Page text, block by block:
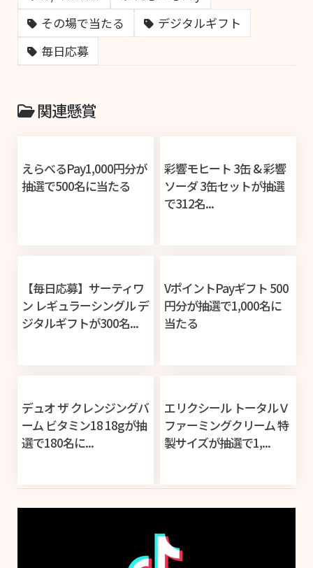
その場で当たる
デジタルギフト
毎日応募
関連懸賞
えらべるPay1,000円分が
抽選で500名に当たる
彩響モヒート 3缶 & 彩響
ソーダ 3缶セットが抽選
で312名...
【毎日応募】サーティワ
ン レギュラーシングル デ
ジタルギフトが300名...
VポイントPayギフト 500
円分が抽選で1,000名に
当たる
デュオ ザ クレンジングバ
ーム ビタミン18 18gが抽
選で180名に...
エリクシール トータルＶ
ファーミングクリーム 特
製サイズが抽選で1,...